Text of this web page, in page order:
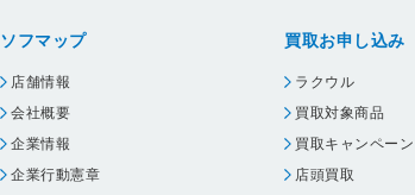
ソフマップ
店舗情報
会社概要
企業情報
企業行動憲章
買取お申し込み
ラクウル
買取対象商品
買取キャンペーン
店頭買取